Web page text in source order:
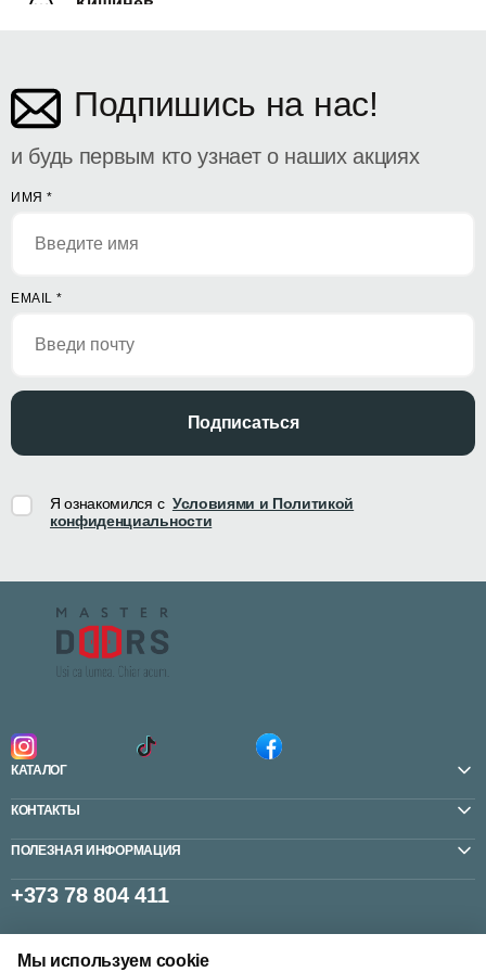
Кишинёв
Подпишись на нас!
и будь первым кто узнает о наших акциях
ИМЯ *
EMAIL *
Подписаться
Я ознакомился с Условиями и Политикой
конфиденциальности
КАТАЛОГ
КОНТАКТЫ
ПОЛЕЗНАЯ ИНФОРМАЦИЯ
+373 78 804 411
Мы используем cookie